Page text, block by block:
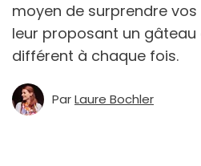
moyen de surprendre
leur proposant un gâteau
différent à chaque fois.
ParLaure Bochler